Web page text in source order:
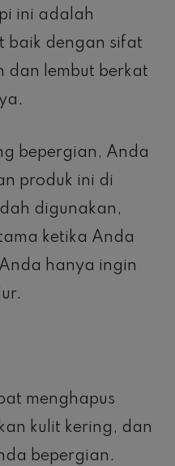
ini adalah
baik dengan sifat
lembut berkat
bepergian, Anda
produk ini di
digunakan,
ketika Anda
hanya ingin
menghapus
kulit kering, dan
bepergian.